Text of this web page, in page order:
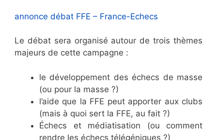
annonce débat FFE – France-Echecs
Le débat sera organisé autour de trois thèmes
majeurs de cette campagne :
le développement des échecs de masse
(ou pour la masse ?)
l’aide que la FFE peut apporter aux clubs
(mais à quoi sert la FFE, au fait ?)
Échecs et médiatisation (ou comment
rendre les échecs télégéniques ?)